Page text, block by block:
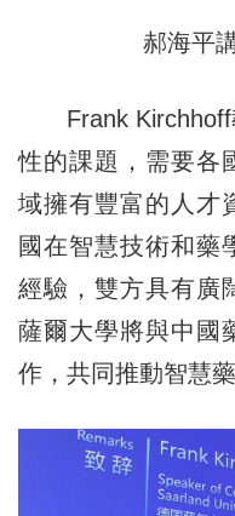
郝海平
Frank Kirchhoff
性的課題，需要各
域擁有豐富的人才
國在智慧技術和藥
經驗，雙方具有廣
薩爾大學將與中國
作，共同推動智慧藥